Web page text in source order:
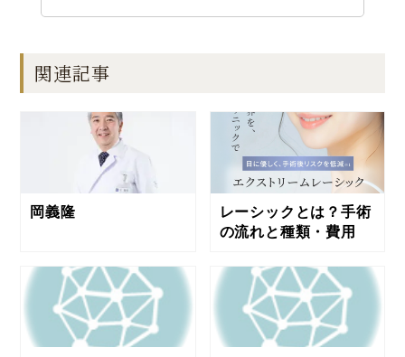
関連記事
岡義隆
レーシックとは？手術
の流れと種類・費用